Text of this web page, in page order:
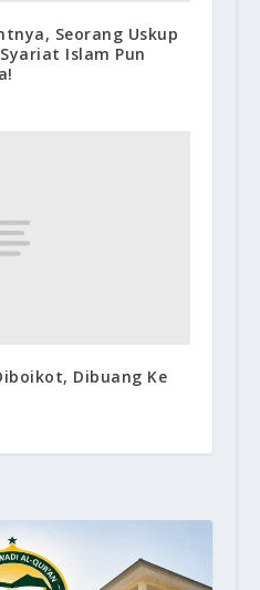
Seorang Uskup
Islam Pun
Dibuang Ke